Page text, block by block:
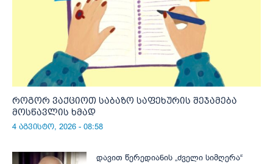
როგორ ვაქციოთ საბაზო საფეხურის შეჯამება
მოსწავლის ხმად
4 აგვისტო, 2026 - 08:58
დავით წერედიანის „ძველი სიმღერა“